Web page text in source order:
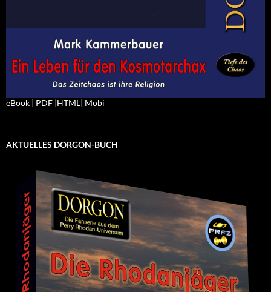
eBook | PDF |HTML| Mobi
AKTUELLES DORGON-BUCH